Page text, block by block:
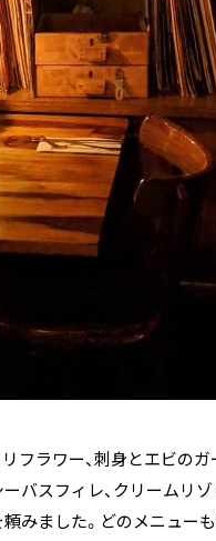
フラワー、刺身とエビの
バスフィレ、クリームリ
みました。どのメニュー